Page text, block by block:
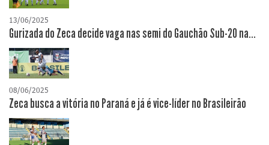
13/06/2025
Gurizada do Zeca decide vaga nas semi do Gauchão Sub-20 na...
08/06/2025
Zeca busca a vitória no Paraná e já é vice-líder no Brasileirão